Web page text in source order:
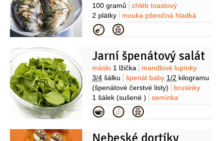
100 gramů
chléb toastový
2 plátky
mouka pšeničná hladká
2 lžíce
petržel hladkolistá
(nasekaná)
šťáva citronová1/2kusu
1 lžička
tymián4 snítky
Kategorie
Jarní špenátový salát
Suroviny
máslo 1 lžička
mandlové lupínky
3/4 šálku špenát baby 1/2 kilogramu
(špenátové čerstvé listy)
brusinky
1 šálek (sušené )
semínka
sezamová
2 lžičky
1 lžička
cukr1/2šálku
cibule
(mletá)
Kategorie
Nebeské dortíky